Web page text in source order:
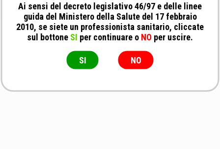
Ai sensi del decreto legislativo 46/97 e delle linee
guida del Ministero della Salute del 17 febbraio
2010, se siete un professionista sanitario, cliccate
sul bottone SI per continuare o NO per uscire.
SI NO